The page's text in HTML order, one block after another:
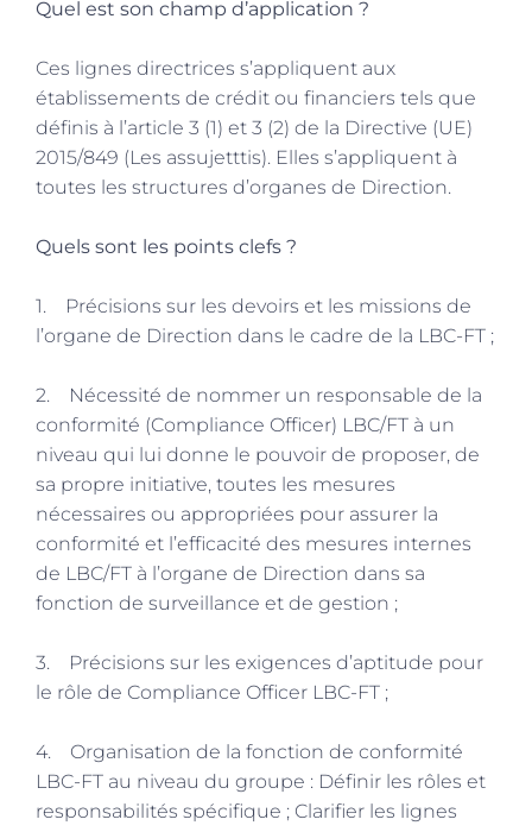
Quel est son champ d’application ?
Ces lignes directrices s’appliquent aux
établissements de crédit ou financiers tels que
définis à l’article 3 (1) et 3 (2) de la Directive (UE)
2015/849 (Les assujetttis). Elles s’appliquent à
toutes les structures d’organes de Direction.
Quels sont les points clefs ?
1. Précisions sur les devoirs et les missions de
l’organe de Direction dans le cadre de la LBC-FT ;
2. Nécessité de nommer un responsable de la
conformité (Compliance Officer) LBC/FT à un
niveau qui lui donne le pouvoir de proposer, de
sa propre initiative, toutes les mesures
nécessaires ou appropriées pour assurer la
conformité et l’efficacité des mesures internes
de LBC/FT à l’organe de Direction dans sa
fonction de surveillance et de gestion ;
3. Précisions sur les exigences d’aptitude pour
le rôle de Compliance Officer LBC-FT ;
4. Organisation de la fonction de conformité
LBC-FT au niveau du groupe : Définir les rôles et
responsabilités spécifique ; Clarifier les lignes